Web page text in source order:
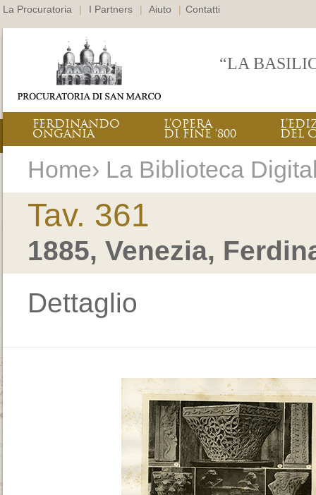
La Procuratoria | I Partners | Aiuto | Contatti
“LA
FERDINANDO
ONGANIA
L’OPERA
DI FINE ‘800 DEL
Home› La Biblioteca
Tav. 361
1885, Venezia,
Dettaglio